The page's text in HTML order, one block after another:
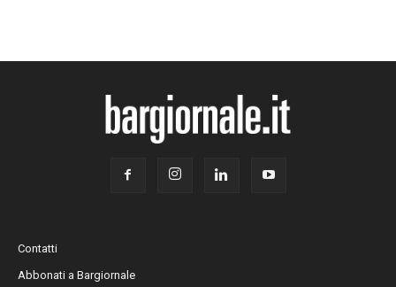
Contatti
Abbonati a Bargiornale